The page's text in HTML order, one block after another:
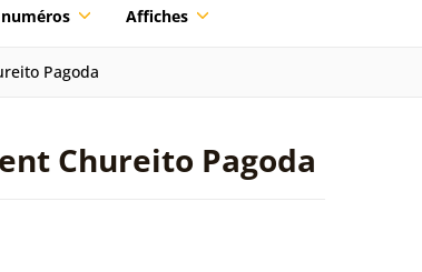
Affiches
Pagoda
Chureito Pagoda